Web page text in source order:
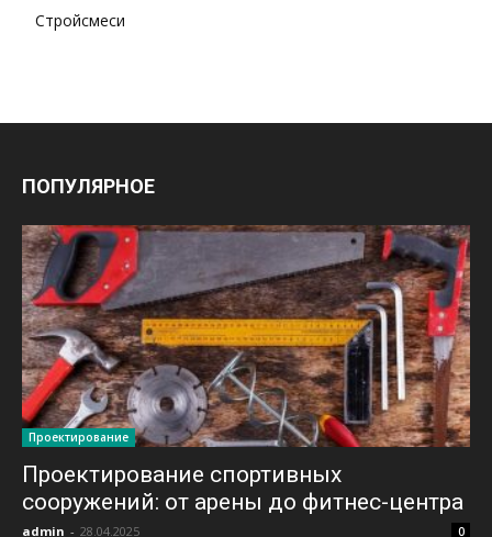
Стройсмеси
ПОПУЛЯРНОЕ
Проектирование
Проектирование спортивных
сооружений: от арены до фитнес-центра
admin - 28.04.2025 0